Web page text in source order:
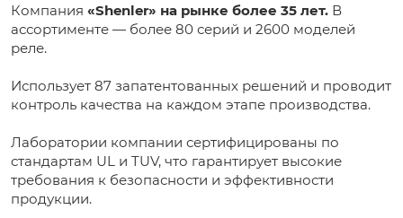
Компания «Shenler» на рынке более 35 лет. В
ассортименте — более 80 серий и 2600 моделей
реле.
Использует 87 запатентованных решений и проводит
контроль качества на каждом этапе производства.
Лаборатории компании сертифицированы по
стандартам UL и TUV, что гарантирует высокие
требования к безопасности и эффективности
продукции.